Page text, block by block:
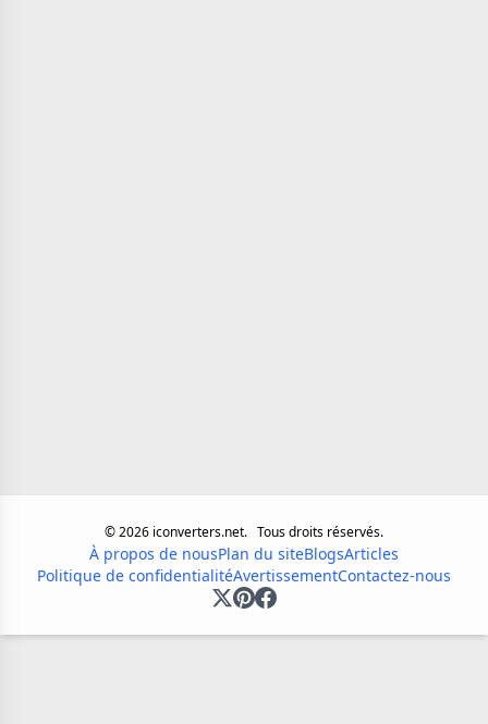
©2026 iconverters.net. Tous droits réservés.
À propos de nousPlan du siteBlogsArticles
Politique de confidentialitéAvertissementContactez-nous